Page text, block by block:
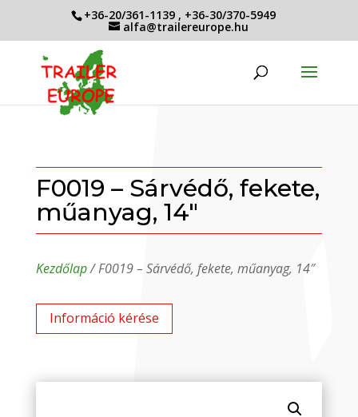
+36-20/361-1139 , +36-30/370-5949
alfa@trailereurope.hu
F0019 – Sárvédő, fekete,
műanyag, 14″
Kezdőlap/ F0019 – Sárvédő, fekete, műanyag, 14″
Információ kérése